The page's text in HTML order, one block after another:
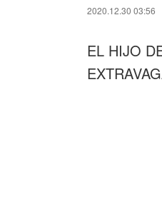
2020.12.30 03:56
EL HIJO